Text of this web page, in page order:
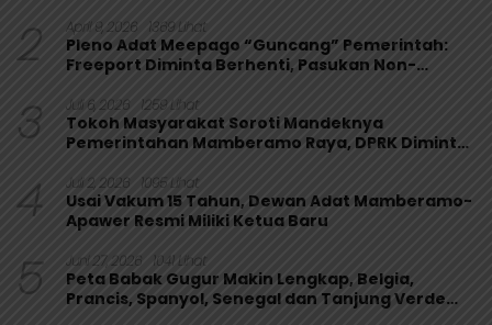
2 April 9, 2026 1369 Lihat
Pleno Adat Meepago “Guncang” Pemerintah:
Freeport Diminta Berhenti, Pasukan Non-
3 Juli 6, 2026 1259 Lihat
Tokoh Masyarakat Soroti Mandeknya
Pemerintahan Mamberamo Raya, DPRK Diminta
4 Juli 2, 2026 1095 Lihat
Usai Vakum 15 Tahun, Dewan Adat Mamberamo-
Apawer Resmi Miliki Ketua Baru
5 Juni 27, 2026 1041 Lihat
Peta Babak Gugur Makin Lengkap, Belgia,
Prancis, Spanyol, Senegal dan Tanjung Verde